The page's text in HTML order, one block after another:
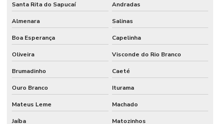
Santa Rita do Sapucaí Andradas
Almenara Salinas
Boa Esperança Capelinha
Oliveira Visconde do Rio Branco
Brumadinho Caeté
Ouro Branco Iturama
Mateus Leme Machado
Jaíba Matozinhos